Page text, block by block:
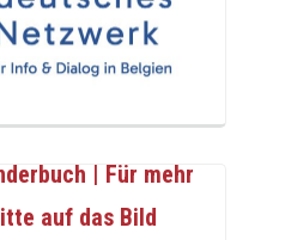
| Für mehr
auf das Bild